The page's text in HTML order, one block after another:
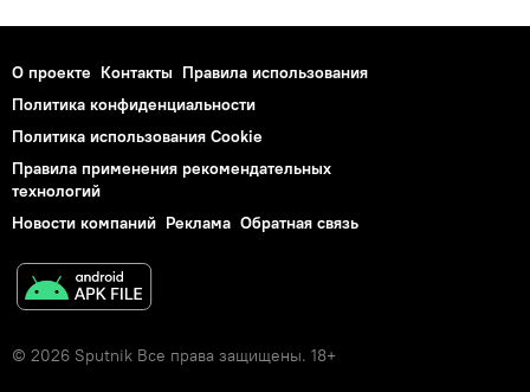
О проекте Контакты Правила использования
Политика конфиденциальности
Политика использования Cookie
Правила применения рекомендательных
технологий
Новости компаний Реклама Обратная связь
© 2026 Sputnik Все права защищены. 18+